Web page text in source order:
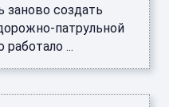
создать
патрульной
...